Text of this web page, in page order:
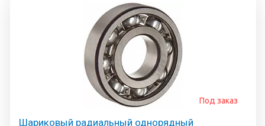
Шариковый радиальный однорядный
Под заказ